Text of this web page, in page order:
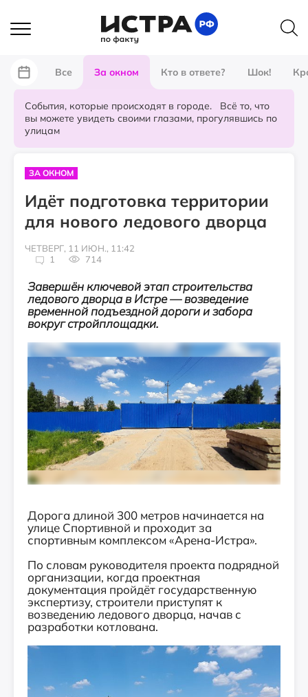
Все За окном Кто в ответе? Шок!
События, которые происходят в городе. Всё то, что
вы можете увидеть своими глазами, прогулявшись по
улицам
ЗА ОКНОМ
Идёт подготовка территории
для нового ледового дворца
ЧЕТВЕРГ, 11 ИЮН., 11:42
1
714
Завершён ключевой этап строительства
ледового дворца в Истре — возведение
временной подъездной дороги и забора
вокруг стройплощадки.
Дорога длиной 300 метров начинается на
улице Спортивной и проходит за
спортивным комплексом «Арена-Истра».
По словам руководителя проекта подрядной
организации, когда проектная
документация пройдёт государственную
экспертизу, строители приступят к
возведению ледового дворца, начав с
разработки котлована.